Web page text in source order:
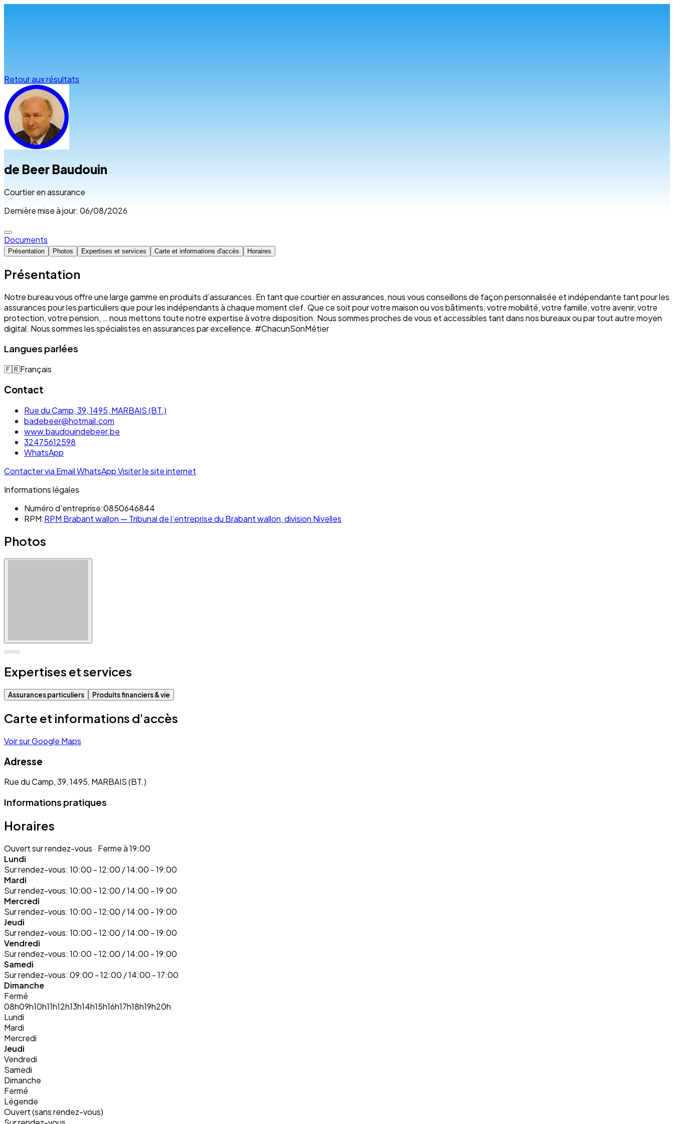
Retour aux résultats
de Beer Baudouin
Courtier en assurance
Dernière mise à jour: 06/08/2026
Documents
Présentation Photos Expertises et services Carte et informations d'accès Horaires
Présentation
Notre bureau vous offre une large gamme en produits d’assurances. En tant que courtier en assurances, nous vous conseillons de façon personnalisée et indépendante tant pour les
assurances pour les particuliers que pour les indépendants à chaque moment clef. Que ce soit pour votre maison ou vos bâtiments, votre mobilité, votre famille, votre avenir, votre
protection, votre pension, … nous mettons toute notre expertise à votre disposition. Nous sommes proches de vous et accessibles tant dans nos bureaux ou par tout autre moyen
digital. Nous sommes les spécialistes en assurances par excellence. #ChacunSonMétier
Langues parlées
🇫🇷Français
Contact
Rue du Camp, 39, 1495, MARBAIS (BT.)
badebeer@hotmail.com
www.baudouindebeer.be
32475612598
WhatsApp
Contacter via EmailWhatsAppVisiter le site internet
Informations légales
Numéro d'entreprise:0850646844
RPM:RPM Brabant wallon — Tribunal de l’entreprise du Brabant wallon, division Nivelles
Photos
Expertises et services
Assurances particuliers Produits financiers & vie
Carte et informations d'accès
Voir sur Google Maps
Adresse
Rue du Camp, 39, 1495, MARBAIS (BT.)
Informations pratiques
Horaires
Ouvert sur rendez-vous · Ferme à 19:00
Lundi
Sur rendez-vous: 10:00 - 12:00 / 14:00 - 19:00
Mardi
Sur rendez-vous: 10:00 - 12:00 / 14:00 - 19:00
Mercredi
Sur rendez-vous: 10:00 - 12:00 / 14:00 - 19:00
Jeudi
Sur rendez-vous: 10:00 - 12:00 / 14:00 - 19:00
Vendredi
Sur rendez-vous: 10:00 - 12:00 / 14:00 - 19:00
Samedi
Sur rendez-vous: 09:00 - 12:00 / 14:00 - 17:00
Dimanche
Fermé
08h09h10h11h12h13h14h15h16h17h18h19h20h
Lundi
Mardi
Mercredi
Jeudi
Vendredi
Samedi
Dimanche
Fermé
Légende
Ouvert (sans rendez-vous)